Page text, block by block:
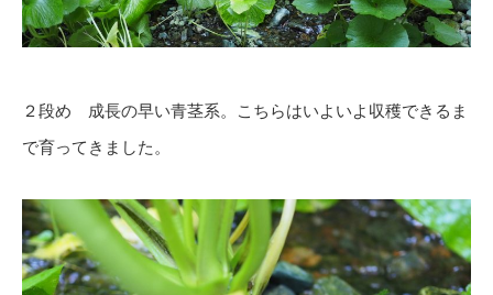
２段め 成長の早い青茎系。こちらはいよいよ収穫できるま
で育ってきました。